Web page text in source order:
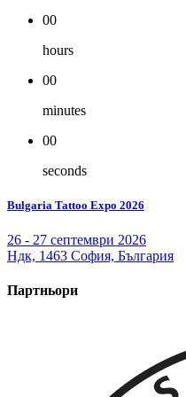
00
hours
00
minutes
00
seconds
Bulgaria Tattoo Expo 2026
26 - 27 септември 2026
Ндк, 1463 София, България
Партньори